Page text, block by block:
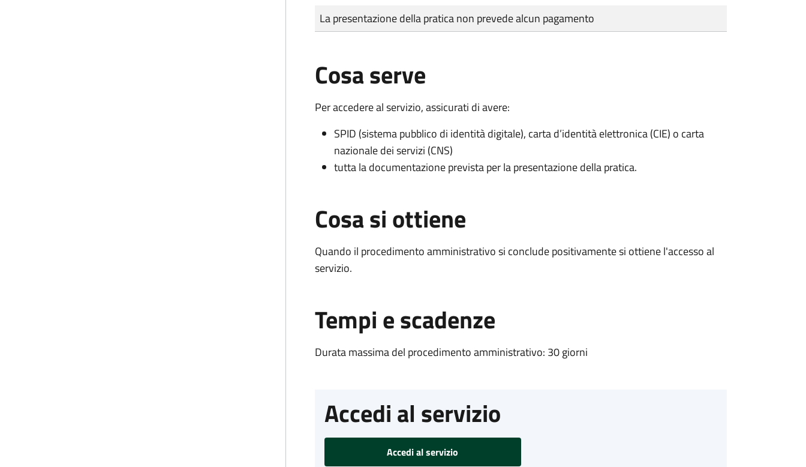
Tipo di pagamento
Importo
La presentazione della pratica non prevede alcun pagamento
Cosa serve
Per accedere al servizio, assicurati di avere:
SPID (sistema pubblico di identità digitale), carta d’identità elettronica (CIE) o carta
nazionale dei servizi (CNS)
tutta la documentazione prevista per la presentazione della pratica.
Cosa si ottiene
Quando il procedimento amministrativo si conclude positivamente si ottiene l'accesso al
servizio.
Tempi e scadenze
Durata massima del procedimento amministrativo: 30 giorni
Accedi al servizio
Accedi al servizio